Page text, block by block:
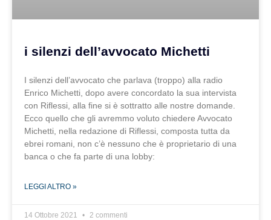
i silenzi dell’avvocato Michetti
I silenzi dell’avvocato che parlava (troppo) alla radio
Enrico Michetti, dopo avere concordato la sua intervista
con Riflessi, alla fine si è sottratto alle nostre domande.
Ecco quello che gli avremmo voluto chiedere Avvocato
Michetti, nella redazione di Riflessi, composta tutta da
ebrei romani, non c’è nessuno che è proprietario di una
banca o che fa parte di una lobby:
LEGGI ALTRO »
14 Ottobre 2021 2 commenti